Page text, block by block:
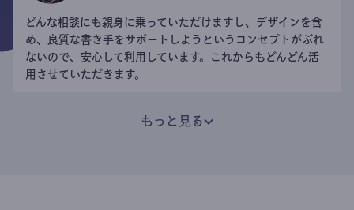
どんな相談にも親身に乗っていただけますし、デザインを含
め、良質な書き手をサポートしようというコンセプトがぶれ
ないので、安心して利用しています。これからもどんどん活
用させていただきます。
もっと見る